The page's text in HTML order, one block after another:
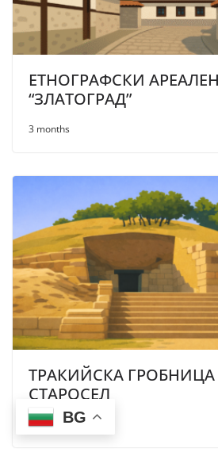
ЕТНОГРАФСКИ
“ЗЛАТОГРАД”
3 months
ТРАКИЙСКА ГРОБНИЦА
СТАРОСЕЛ
4 monthsBG